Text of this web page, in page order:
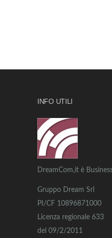
INFO UTILI
DreamCom,it è
Gruppo Dream Srl
PI/CF 10896871000
Licenza regionale 633
del 09/2/2011